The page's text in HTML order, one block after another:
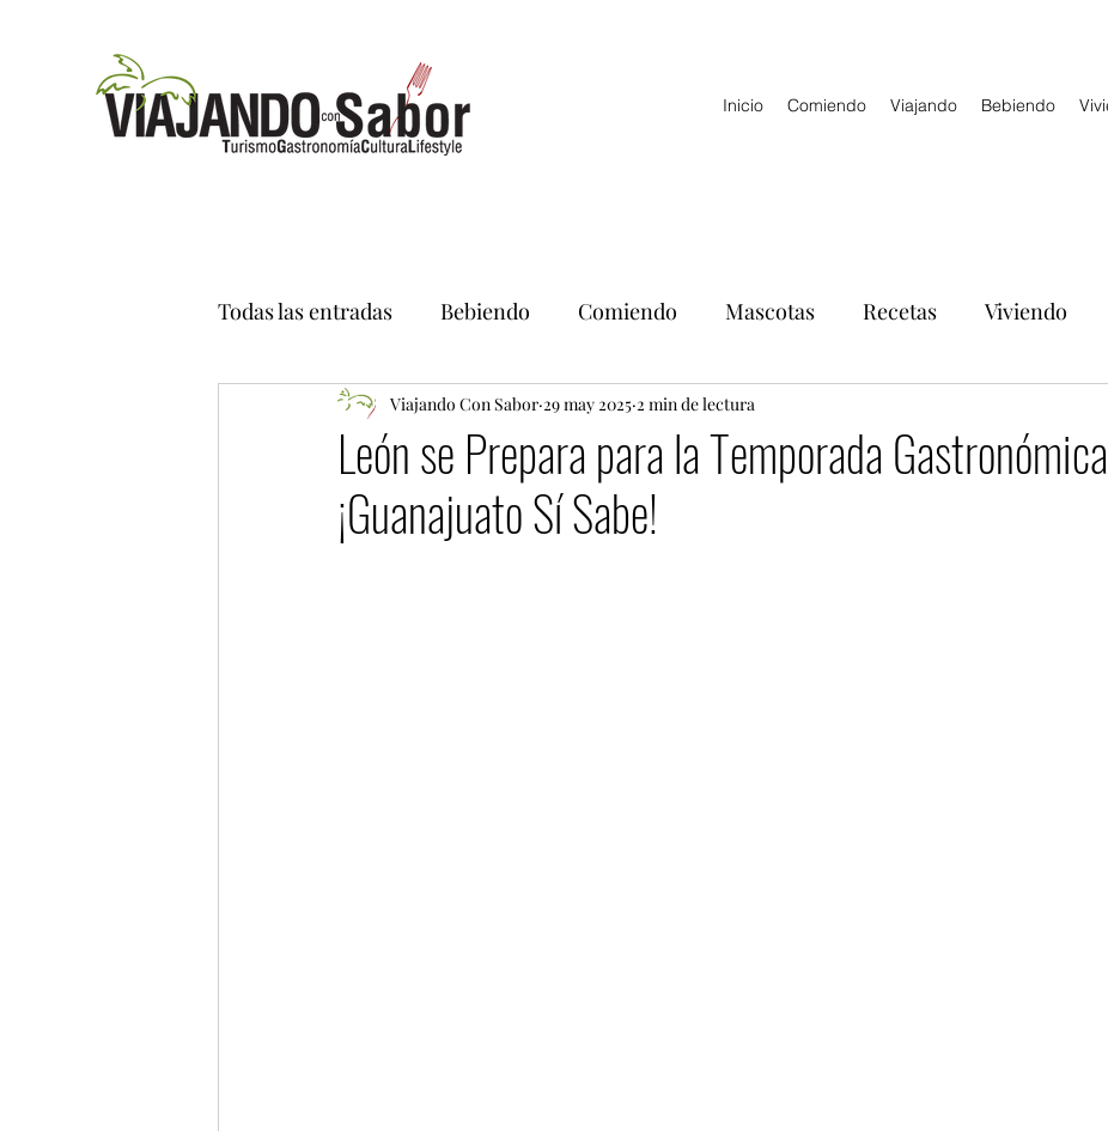
Inicio Comiendo Viajando Bebiendo
Todas las entradas Bebiendo Comiendo Mascotas Recetas Viviendo
León se Prepara para la Temporada
¡Guanajuato Sí Sabe!
Viajando Con Sabor 29 may 2025 2 min de lectura